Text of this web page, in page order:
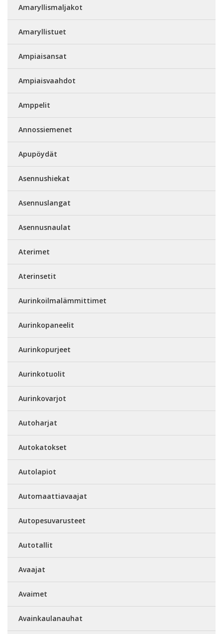
Amaryllismaljakot
Amaryllistuet
Ampiaisansat
Ampiaisvaahdot
Amppelit
Annossiemenet
Apupöydät
Asennushiekat
Asennuslangat
Asennusnaulat
Aterimet
Aterinsetit
Aurinkoilmalämmittimet
Aurinkopaneelit
Aurinkopurjeet
Aurinkotuolit
Aurinkovarjot
Autoharjat
Autokatokset
Autolapiot
Automaattiavaajat
Autopesuvarusteet
Autotallit
Avaajat
Avaimet
Avainkaulanauhat